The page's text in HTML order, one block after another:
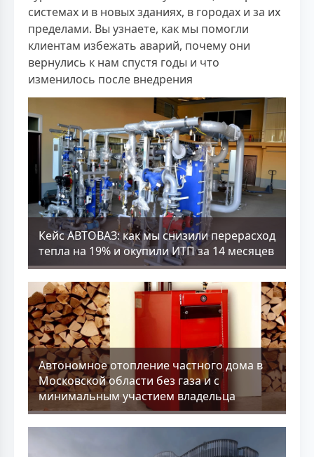
системах и в новых зданиях, в городах и за их
пределами. Вы узнаете, как мы помогли
клиентам избежать аварий, почему они
вернулись к нам спустя годы и что
изменилось после внедрения
Кейс АВТОВАЗ: как мы снизили перерасход
тепла на 19% и окупили ИТП за 14 месяцев
Aвтономное отопление частного дома в
Московской области без газа и с
минимальным участием владельца